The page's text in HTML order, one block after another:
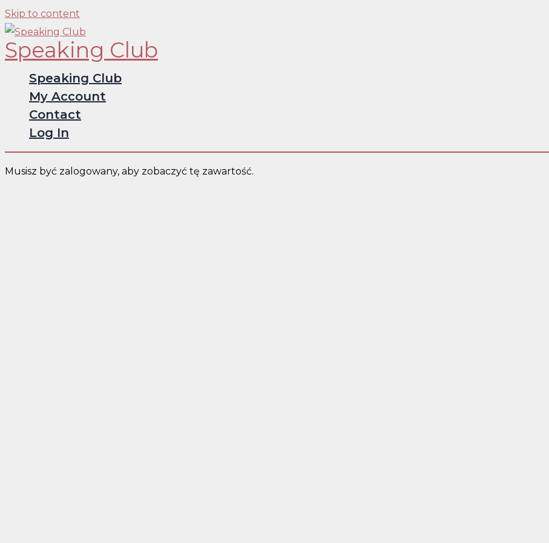
Skip to content
Speaking Club
Speaking Club
My Account
Contact
Log In
Musisz być zalogowany, aby zobaczyć tę zawartość.